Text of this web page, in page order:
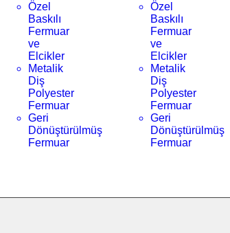
Özel
Baskılı
Fermuar
ve
Elcikler
Metalik
Diş
Polyester
Fermuar
Geri
Dönüştürülmüş
Fermuar
Özel
Baskılı
Fermuar
ve
Elcikler
Metalik
Diş
Polyester
Fermuar
Geri
Dönüştürülmüş
Fermuar